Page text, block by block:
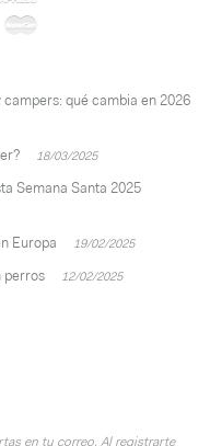
qué cambia en 2026
18/03/2025
Semana Santa 2025
Europa 19/02/2025
perros 12/02/2025
en tu correo. Al registrarte